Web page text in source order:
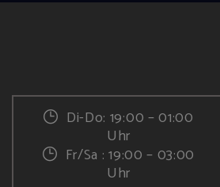
Di-Do: 19:00 – 01:00
Uhr
Fr/Sa : 19:00 – 03:00
Uhr